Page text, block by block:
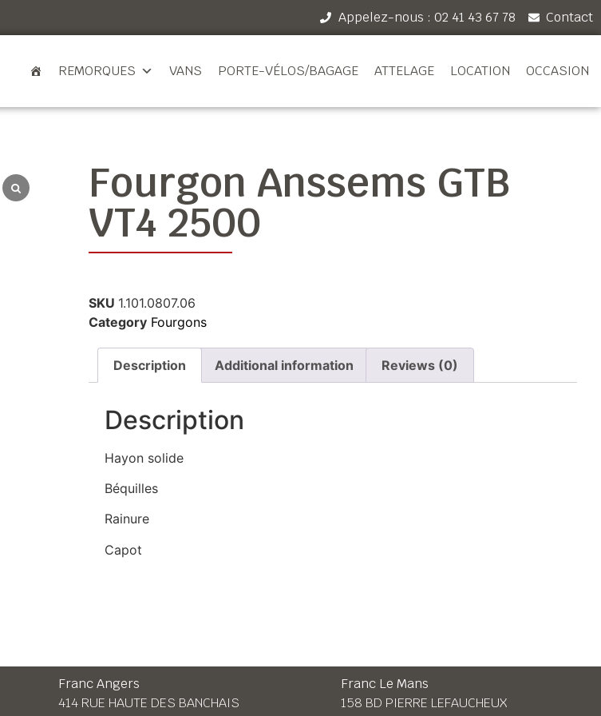
Appelez-nous : 02 41 43 67 78 Contact
REMORQUES VANS PORTE-VÉLOS/BAGAGE ATTELAGE LOCATION OCCASION
Fourgon Anssems GTB
VT4 2500
SKU 1.101.0807.06
Category Fourgons
Description Additional information Reviews (0)
Description
Hayon solide
Béquilles
Rainure
Capot
Franc Angers
414 RUE HAUTE DES BANCHAIS
Franc Le Mans
158 BD PIERRE LEFAUCHEUX